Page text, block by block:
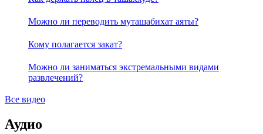
Можно ли переводить муташабихат аяты?
Кому полагается закат?
Можно ли заниматься экстремальными видами
развлечений?
Все видео
Аудио